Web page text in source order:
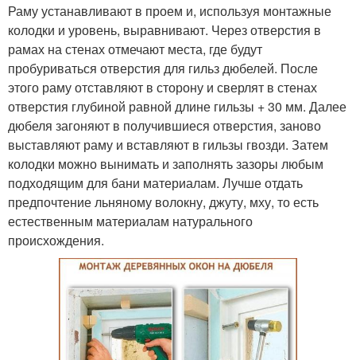
Раму устанавливают в проем и, используя монтажные
колодки и уровень, выравнивают. Через отверстия в
рамах на стенах отмечают места, где будут
пробуриваться отверстия для гильз дюбелей. После
этого раму отставляют в сторону и сверлят в стенах
отверстия глубиной равной длине гильзы + 30 мм. Далее
дюбеля загоняют в получившиеся отверстия, заново
выставляют раму и вставляют в гильзы гвозди. Затем
колодки можно вынимать и заполнять зазоры любым
подходящим для бани материалам. Лучше отдать
предпочтение льняному волокну, джуту, мху, то есть
естественным материалам натурального
происхождения.